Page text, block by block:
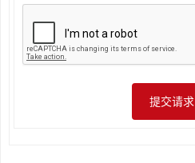
提交请求